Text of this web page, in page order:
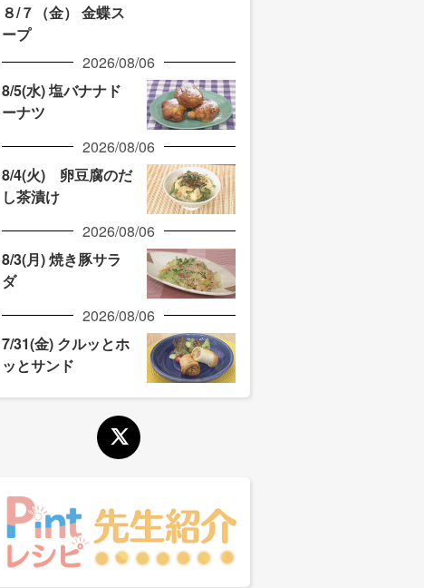
８/７（金） 金蝶ス
ープ
2026/08/06
8/5(水) 塩バナナド
ーナツ
2026/08/06
8/4(火) 卵豆腐のだ
し茶漬け
2026/08/06
8/3(月) 焼き豚サラ
ダ
2026/08/06
7/31(金) クルッとホ
ッとサンド